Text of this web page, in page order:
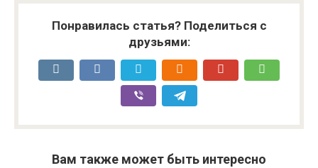
Понравилась статья? Поделиться с
друзьями:
Вам также может быть интересно